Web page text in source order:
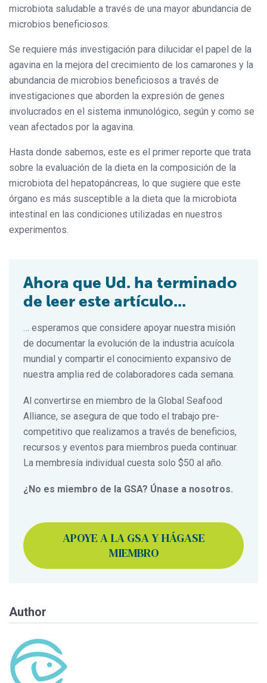
microbiota saludable a través de una mayor abundancia de
microbios beneficiosos.
Se requiere más investigación para dilucidar el papel de la
agavina en la mejora del crecimiento de los camarones y la
abundancia de microbios beneficiosos a través de
investigaciones que aborden la expresión de genes
involucrados en el sistema inmunológico, según y como se
vean afectados por la agavina.
Hasta donde sabemos, este es el primer reporte que trata
sobre la evaluación de la dieta en la composición de la
microbiota del hepatopáncreas, lo que sugiere que este
órgano es más susceptible a la dieta que la microbiota
intestinal en las condiciones utilizadas en nuestros
experimentos.
Ahora que Ud. ha terminado
de leer este artículo...
… esperamos que considere apoyar nuestra misión
de documentar la evolución de la industria acuícola
mundial y compartir el conocimiento expansivo de
nuestra amplia red de colaboradores cada semana.
Al convertirse en miembro de la Global Seafood
Alliance, se asegura de que todo el trabajo pre-
competitivo que realizamos a través de beneficios,
recursos y eventos para miembros pueda continuar.
La membresía individual cuesta solo $50 al año.
¿No es miembro de la GSA? Únase a nosotros.
APOYE A LA GSA Y HÁGASE
MIEMBRO
Author